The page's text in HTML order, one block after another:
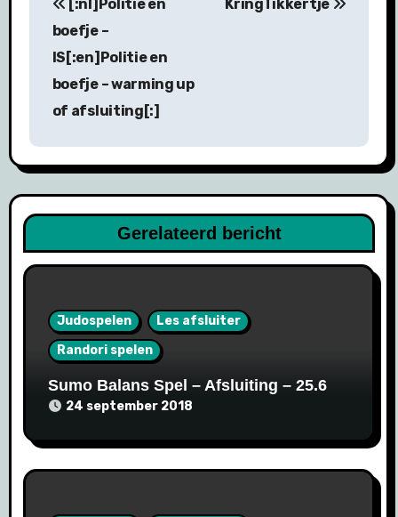
navigatie
[:nl]Politie en
boefje –
IS[:en]Politie en
boefje – warming up
of afsluiting[:]
KringTikkertje
Gerelateerd bericht
Judospelen
Les afsluiter
Randori spelen
Sumo Balans Spel – Afsluiting – 25.6
24 september 2018